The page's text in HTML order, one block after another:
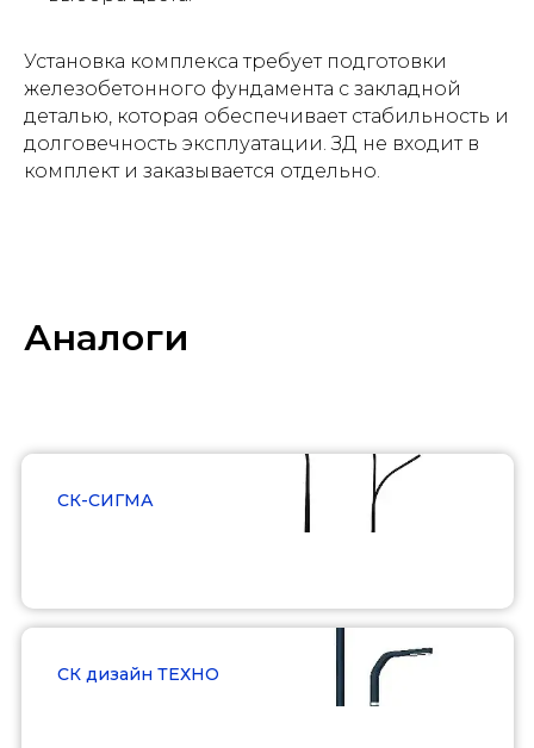
Установка комплекса требует подготовки
железобетонного фундамента с закладной
деталью, которая обеспечивает стабильность и
долговечность эксплуатации. ЗД не входит в
комплект и заказывается отдельно.
Аналоги
СК-СИГМА
СК дизайн ТЕХНО